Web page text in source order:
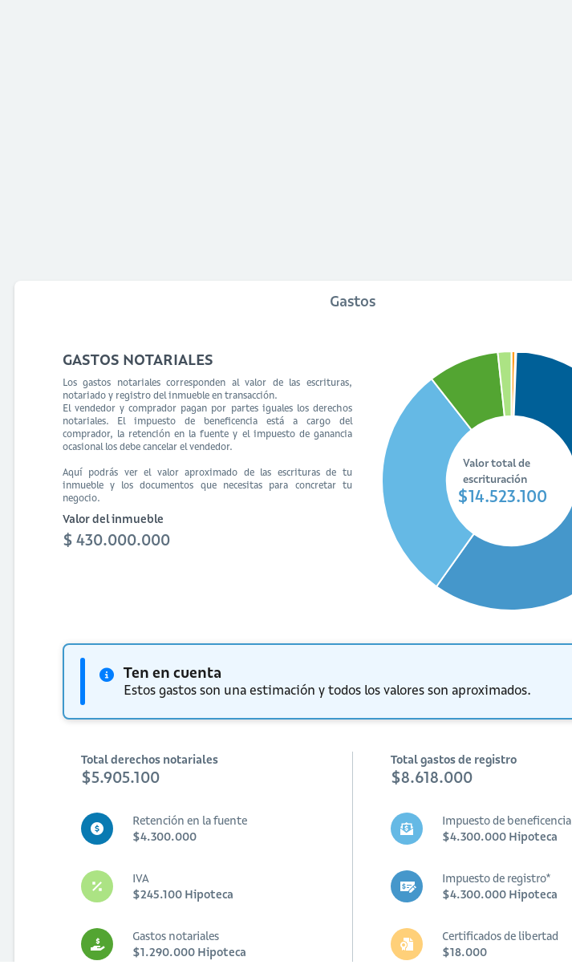
Gastos
GASTOS NOTARIALES
Los gastos notariales corresponden al valor de las escrituras,
notariado y registro del inmueble en transacción.
El vendedor y comprador pagan por partes iguales los derechos
notariales. El impuesto de beneficencia está a cargo del
comprador, la retención en la fuente y el impuesto de ganancia
ocasional los debe cancelar el vendedor.
Aquí podrás ver el valor aproximado de las escrituras de tu
inmueble y los documentos que necesitas para concretar tu
negocio.
Valor del inmueble
$ 430.000.000
Valor total de
escrituración
$14.523.100
Ten en cuenta
Estos gastos son una estimación y todos los valores son aproximados.
Total derechos notariales
$5.905.100
Retención en la fuente
$4.300.000
IVA
$245.100 Hipoteca
Gastos notariales
$1.290.000 Hipoteca
Total gastos de registro
$8.618.000
Impuesto de beneficencia
$4.300.000 Hipoteca
Impuesto de registro*
$4.300.000 Hipoteca
Certificados de libertad
$18.000